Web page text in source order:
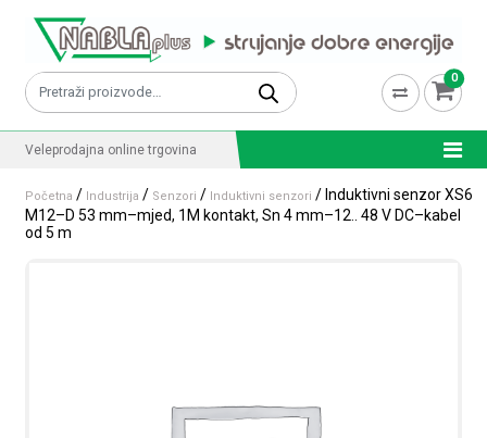
Pretraži: 0
Veleprodajna online trgovina
Početna / Industrija / Senzori / Induktivni senzori / Induktivni senzor XS6
M12–D 53 mm–mjed, 1M kontakt, Sn 4 mm–12.. 48 V DC–kabel
od 5 m